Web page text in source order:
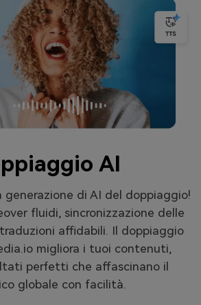
AI
generazione di AI del doppiaggio!
fluidi, sincronizzazione delle
affidabili. Il doppiaggio
migliora i tuoi contenuti,
perfetti che affascinano il
globale con facilità.